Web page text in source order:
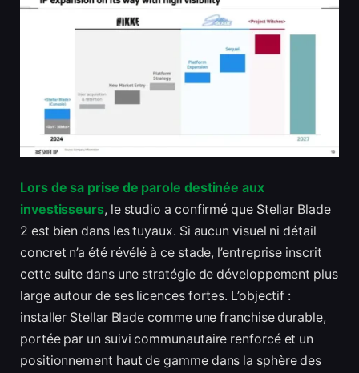
Lors de sa prise de parole destinée aux
investisseurs, le studio a confirmé que Stellar Blade
2 est bien dans les tuyaux. Si aucun visuel ni détail
concret n’a été révélé à ce stade, l’entreprise inscrit
cette suite dans une stratégie de développement plus
large autour de ses licences fortes. L’objectif :
installer Stellar Blade comme une franchise durable,
portée par un suivi communautaire renforcé et un
positionnement haut de gamme dans la sphère des